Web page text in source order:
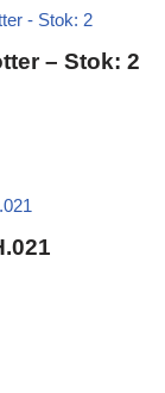
– Stok: 2